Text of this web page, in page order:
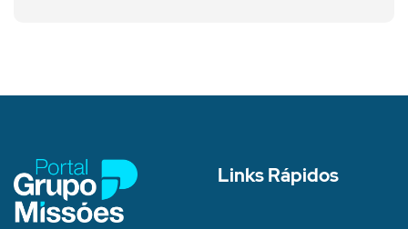
Links Rápidos